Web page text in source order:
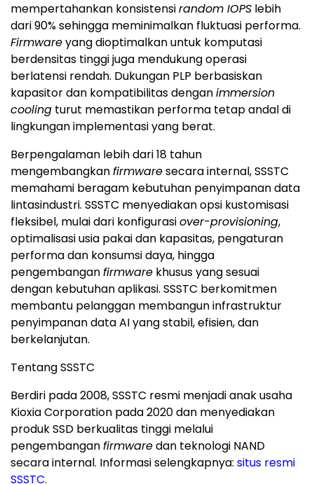
mempertahankan konsistensirandom IOPS lebih
dari 90% sehingga meminimalkan fluktuasi performa.
Firmwareyang dioptimalkan untuk komputasi
berdensitas tinggi juga mendukung operasi
berlatensi rendah. Dukungan PLP berbasiskan
kapasitor dan kompatibilitas denganimmersion
cooling turut memastikan performa tetap andal di
lingkungan implementasi yang berat.
Berpengalaman lebih dari 18 tahun
mengembangkanfirmwaresecara internal, SSSTC
memahami beragam kebutuhan penyimpanan data
lintasindustri. SSSTC menyediakan opsi kustomisasi
fleksibel, mulai dari konfigurasiover-provisioning,
optimalisasi usia pakai dan kapasitas, pengaturan
performa dan konsumsi daya, hingga
pengembanganfirmware khusus yang sesuai
dengan kebutuhan aplikasi. SSSTC berkomitmen
membantu pelanggan membangun infrastruktur
penyimpanan data AI yang stabil, efisien, dan
berkelanjutan.
Tentang SSSTC
Berdiri pada 2008, SSSTC resmi menjadi anak usaha
Kioxia Corporation pada 2020 dan menyediakan
produk SSD berkualitas tinggi melalui
pengembanganfirmwaredan teknologi NAND
secara internal. Informasi selengkapnya: situs resmi
SSSTC.